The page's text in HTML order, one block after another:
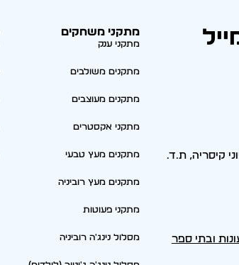
הצפוני קיסריה, ת.ד.
ובתי ספר
מתקני משחקים
מתקני ענק
מתקנים משולבים
מתקנים מעוצבים
מתקני אקסטרים
מתקנים מעץ טבעי
מתקנים מעץ רוביניה
מתקני פעוטות
מסלול נינג'ה רוביניה